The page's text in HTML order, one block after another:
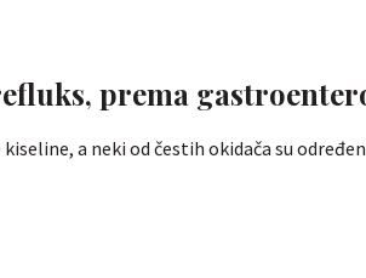
prema
a neki od čestih okidača su